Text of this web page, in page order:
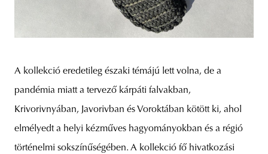
A kollekció eredetileg északi témájú lett volna, de a
pandémia miatt a tervező kárpáti falvakban,
Krivorivnyában, Javorivban és Voroktában kötött ki, ahol
elmélyedt a helyi kézműves hagyományokban és a régió
történelmi sokszínűségében. A kollekció fő hivatkozási